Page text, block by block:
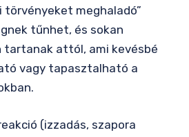
törvényeket meghaladó”
tűnhet, és sokan
tartanak attól, ami kevésbé
vagy tapasztalható a
(izzadás, szapora